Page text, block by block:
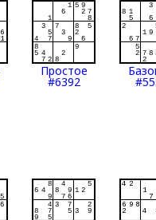
Простое
#6392